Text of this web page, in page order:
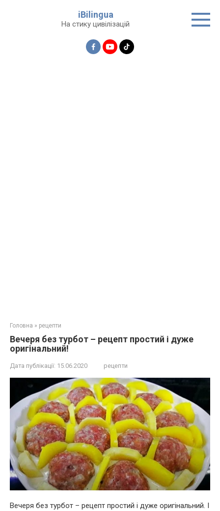
iBilingua
На стику цивілізацій
Головна » рецепти
Вечеря без турбот – рецепт простий і дуже
оригінальний!
Дата публікації: 15.06.2020 рецепти
Вечеря без турбот – рецепт простий і дуже оригінальний. І